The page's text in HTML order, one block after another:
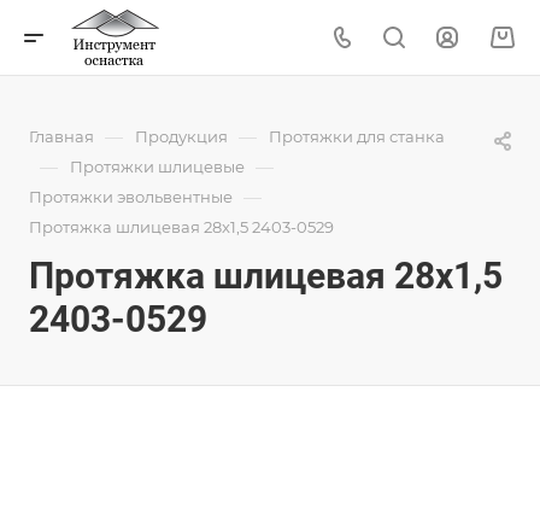
Главная — Продукция — Протяжки для станка
— Протяжки шлицевые —
Протяжки эвольвентные —
Протяжка шлицевая 28x1,5 2403-0529
Протяжка шлицевая 28x1,5
2403-0529